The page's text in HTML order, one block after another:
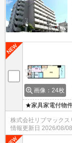
画像：24枚
★家具家電付物
ジット決済可能
掲載されている
株式会社リブマック
情報更新日 2026/08/08